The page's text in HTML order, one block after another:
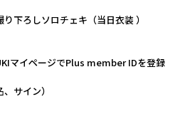
下ろしソロチェキ（当日衣装 ）
マイページでPlus member IDを登録
サイン）